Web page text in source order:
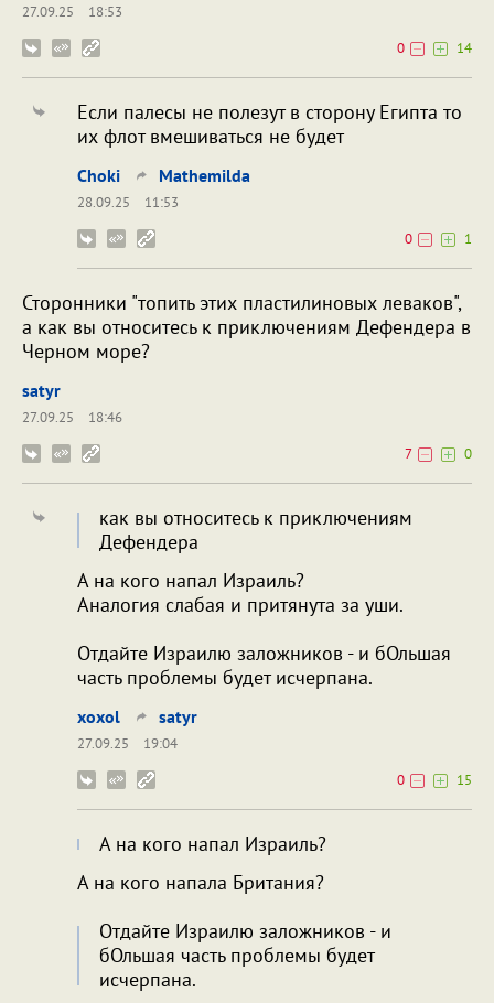
27.09.25
18:53
0
14
Если палесы не полезут в сторону Египта то
их флот вмешиваться не будет
Choki Mathemilda
28.09.25
11:53
0
1
Сторонники "топить этих пластилиновых леваков",
а как вы относитесь к приключениям Дефендера в
Черном море?
satyr
27.09.25
18:46
7
0
как вы относитесь к приключениям
Дефендера
А на кого напал Израиль?
Аналогия слабая и притянута за уши.
Отдайте Израилю заложников - и бОльшая
часть проблемы будет исчерпана.
xoxol satyr
27.09.25
19:04
0
15
А на кого напал Израиль?
А на кого напала Британия?
Отдайте Израилю заложников - и
бОльшая часть проблемы будет
исчерпана.